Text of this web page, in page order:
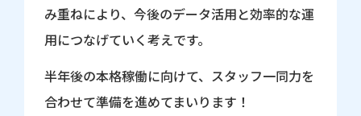
み重ねにより、今後のデータ活用と効率的な運
用につなげていく考えです。
半年後の本格稼働に向けて、スタッフ一同力を
合わせて準備を進めてまいります！